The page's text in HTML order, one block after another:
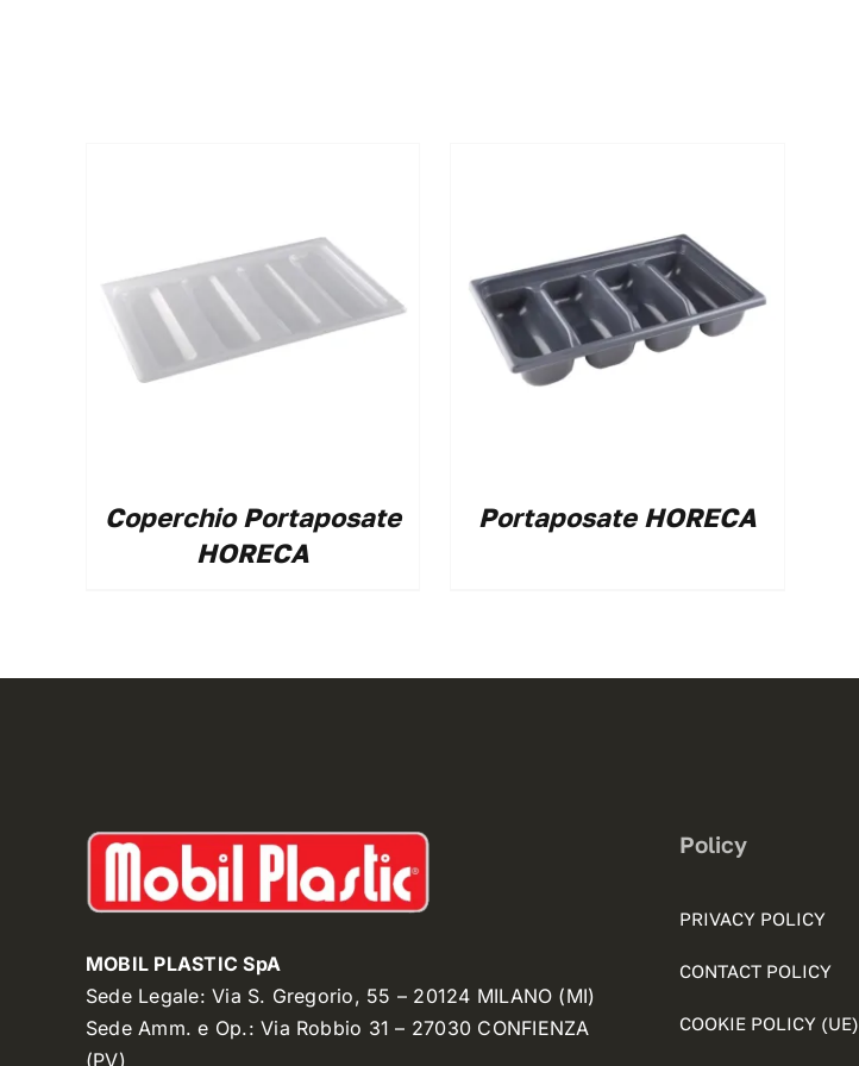
Coperchio Portaposate
HORECA
Portaposate HORECA
MOBIL PLASTIC SpA
Sede Legale: Via S. Gregorio, 55 – 20124 MILANO (MI)
Sede Amm. e Op.: Via Robbio 31 – 27030 CONFIENZA
(PV)
Policy
PRIVACY POLICY
CONTACT POLICY
COOKIE POLICY (UE)